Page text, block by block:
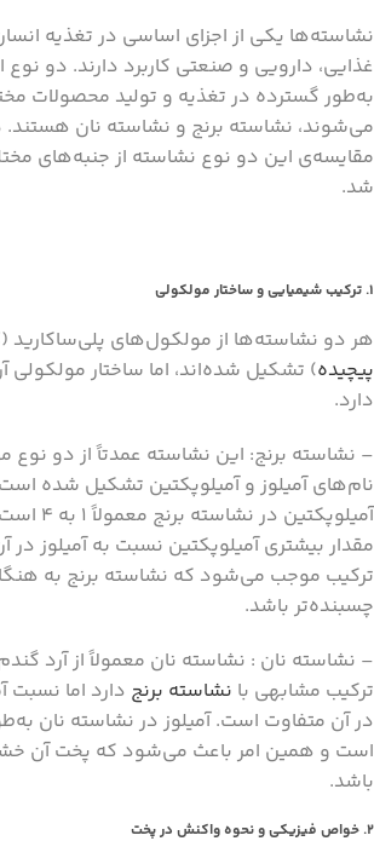
نشاسته‌ها یکی از اجزای اساسی در تغذیه
غذایی، دارویی و صنعتی کاربرد دارند. دو
به‌طور گسترده در تغذیه و تولید محصولات
می‌شوند، نشاسته برنج و نشاسته نان هستند.
مقایسه‌ی این دو نوع نشاسته از جنبه‌های
شد.
1. ترکیب شیمیایی و ساختار مولکولی
هر دو نشاسته‌ها از مولکول‌های پلی‌ساکارید (
پیچیده) تشکیل شده‌اند، اما ساختار
دارد.
– نشاسته برنج: این نشاسته عمدتاً از دو نوع
نام‌های آمیلوز و آمیلوپکتین تشکیل شده
مقدار بیشتری آمیلوپکتین نسبت به آمیلوز در
ترکیب موجب می‌شود که نشاسته برنج به
چسبنده‌تر باشد.
– نشاسته نان : نشاسته نان معمولاً از آرد
ترکیب مشابهی با نشاسته برنج دارد اما نسبت
در آن متفاوت است. آمیلوز در نشاسته نان
است و همین امر باعث می‌شود که پخت آن
باشد.
2. خواص فیزیکی و نحوه واکنش در پخت